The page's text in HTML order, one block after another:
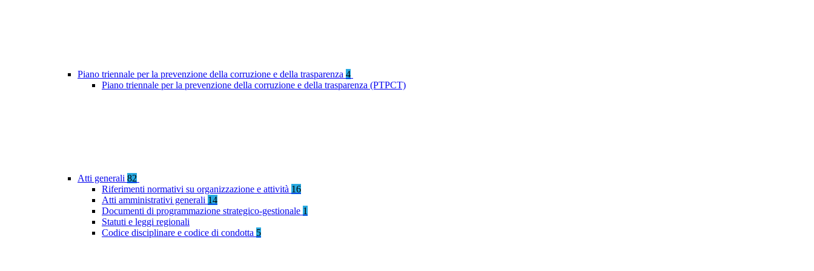
Piano triennale per la prevenzione della corruzione e della trasparenza 4
Piano triennale per la prevenzione della corruzione e della trasparenza (PTPCT)
Atti generali 82
Riferimenti normativi su organizzazione e attività 16
Atti amministrativi generali 14
Documenti di programmazione strategico-gestionale 1
Statuti e leggi regionali
Codice disciplinare e codice di condotta 5